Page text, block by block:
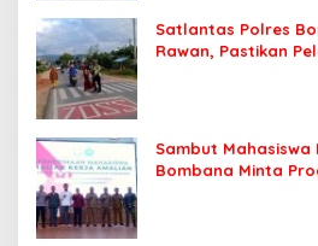
Satlantas Polres
Rawan, Pastikan
Sambut Mahasiswa
Bombana Minta